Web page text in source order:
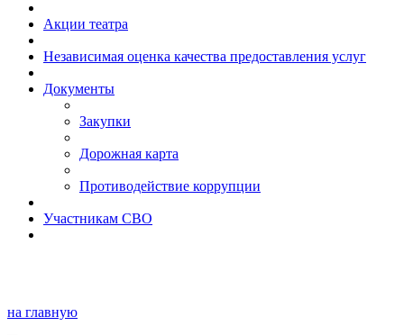
Акции театра
Независимая оценка качества предоставления услуг
Документы
Закупки
Дорожная карта
Противодействие коррупции
Участникам СВО
на главную